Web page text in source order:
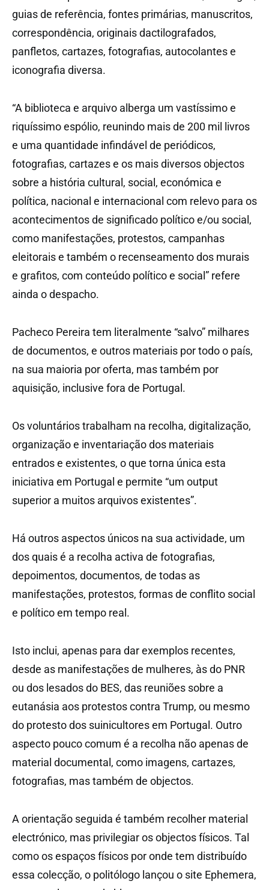
guias de referência, fontes primárias, manuscritos,
correspondência, originais dactilografados,
panfletos, cartazes, fotografias, autocolantes e
iconografia diversa.
“A biblioteca e arquivo alberga um vastíssimo e
riquíssimo espólio, reunindo mais de 200 mil livros
e uma quantidade infindável de periódicos,
fotografias, cartazes e os mais diversos objectos
sobre a história cultural, social, económica e
política, nacional e internacional com relevo para os
acontecimentos de significado político e/ou social,
como manifestações, protestos, campanhas
eleitorais e também o recenseamento dos murais
e grafitos, com conteúdo político e social” refere
ainda o despacho.
Pacheco Pereira tem literalmente “salvo” milhares
de documentos, e outros materiais por todo o país,
na sua maioria por oferta, mas também por
aquisição, inclusive fora de Portugal.
Os voluntários trabalham na recolha, digitalização,
organização e inventariação dos materiais
entrados e existentes, o que torna única esta
iniciativa em Portugal e permite “um output
superior a muitos arquivos existentes”.
Há outros aspectos únicos na sua actividade, um
dos quais é a recolha activa de fotografias,
depoimentos, documentos, de todas as
manifestações, protestos, formas de conflito social
e político em tempo real.
Isto inclui, apenas para dar exemplos recentes,
desde as manifestações de mulheres, às do PNR
ou dos lesados do BES, das reuniões sobre a
eutanásia aos protestos contra Trump, ou mesmo
do protesto dos suinicultores em Portugal. Outro
aspecto pouco comum é a recolha não apenas de
material documental, como imagens, cartazes,
fotografias, mas também de objectos.
A orientação seguida é também recolher material
electrónico, mas privilegiar os objectos físicos. Tal
como os espaços físicos por onde tem distribuído
essa colecção, o politólogo lançou o site Ephemera,